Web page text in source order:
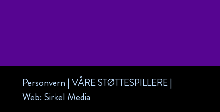
Personvern|VÅRE STØTTESPILLERE|
Web: Sirkel Media